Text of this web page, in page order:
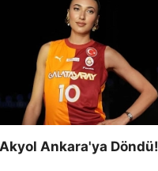
Ankara'ya Döndü!